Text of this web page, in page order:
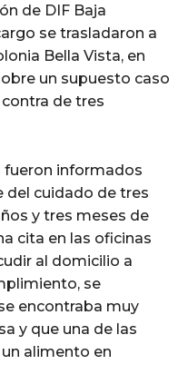
de DIF Baja
se trasladaron a
Bella Vista, en
un supuesto caso
de tres
fueron informados
del cuidado de tres
y tres meses de
cita en las oficinas
al domicilio a
se
encontraba muy
y que una de las
alimento en